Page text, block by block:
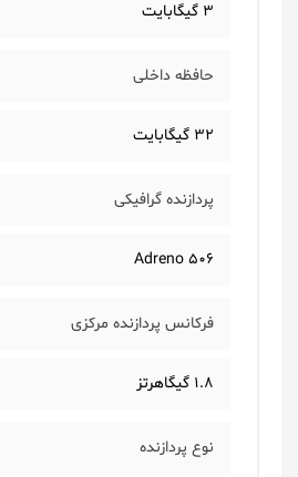
3 گیگابایت
حافظه داخلی
32 گیگابایت
پردازنده گرافیکی
Adreno 506
فرکانس پردازنده مرکزی
1.8 گیگاهرتز
نوع پردازنده